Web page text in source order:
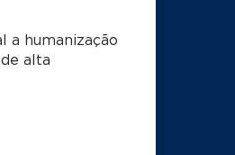
a humanização
alta